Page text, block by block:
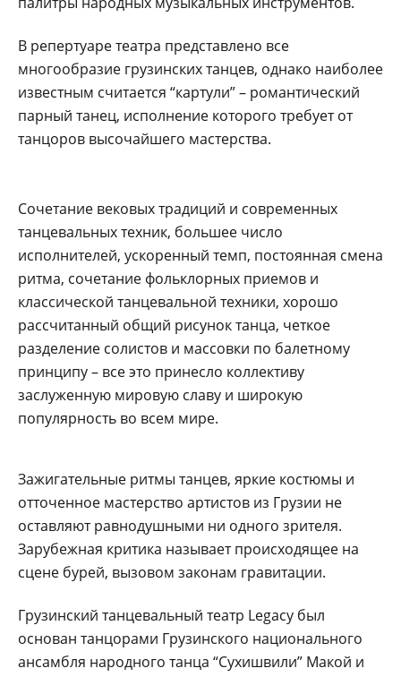
В репертуаре театра представлено все
многообразие грузинских танцев, однако наиболее
известным считается “картули” – романтический
парный танец, исполнение которого требует от
танцоров высочайшего мастерства.
Сочетание вековых традиций и современных
танцевальных техник, большее число
исполнителей, ускоренный темп, постоянная смена
ритма, сочетание фольклорных приемов и
классической танцевальной техники, хорошо
рассчитанный общий рисунок танца, четкое
разделение солистов и массовки по балетному
принципу – все это принесло коллективу
заслуженную мировую славу и широкую
популярность во всем мире.
Зажигательные ритмы танцев, яркие костюмы и
отточенное мастерство артистов из Грузии не
оставляют равнодушными ни одного зрителя.
Зарубежная критика называет происходящее на
сцене бурей, вызовом законам гравитации.
Грузинский танцевальный театр Legacy был
основан танцорами Грузинского национального
ансамбля народного танца “Сухишвили” Макой и